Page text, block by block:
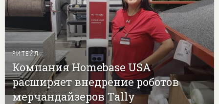
РИТЕЙЛ
Компания Homebase USA
расширяет внедрение роботов
мерчандайзеров Tally